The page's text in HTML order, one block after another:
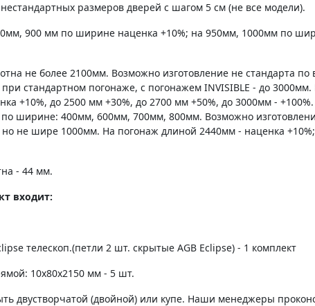
размеров дверей с шагом 5 см (не все модели).
900 мм по ширине наценка +10%; на 950мм, 1000мм по
не более 2100мм. Возможно изготовление не стандарта по
стандартном погонаже, с погонажем INVISIBLE - до 3000мм.
+10%, до 2500 мм +30%, до 2700 мм +50%, до 3000мм -
ширине: 400мм, 600мм, 700мм, 800мм. Возможно
не шире 1000мм. На погонаж длиной 2440мм - наценка
- 44 мм.
входит:
телескоп.(петли 2 шт. скрытые AGB Eclipse) - 1 комплект
10х80х2150 мм - 5 шт.
двустворчатой (двойной) или купе. Наши менеджеры